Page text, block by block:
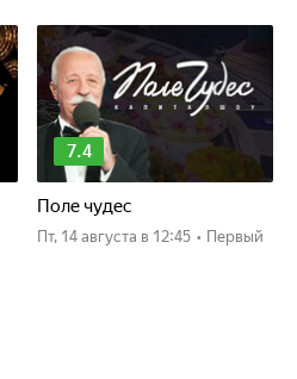
7.4
Поле чудес
пт, 14 августа в 12:45 • Первый